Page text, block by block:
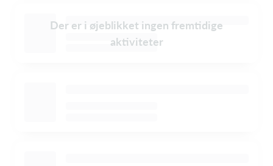
Der er i øjeblikket ingen fremtidige
aktiviteter